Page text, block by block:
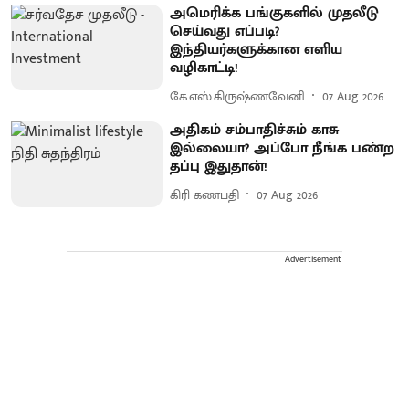
அமெரிக்க பங்குகளில் முதலீடு
செய்வது எப்படி?
இந்தியர்களுக்கான எளிய
வழிகாட்டி!
கே.எஸ்.கிருஷ்ணவேனி 07 Aug 2026
அதிகம் சம்பாதிச்சும் காசு
இல்லையா? அப்போ நீங்க பண்ற
தப்பு இதுதான்!
கிரி கணபதி 07 Aug 2026
Advertisement